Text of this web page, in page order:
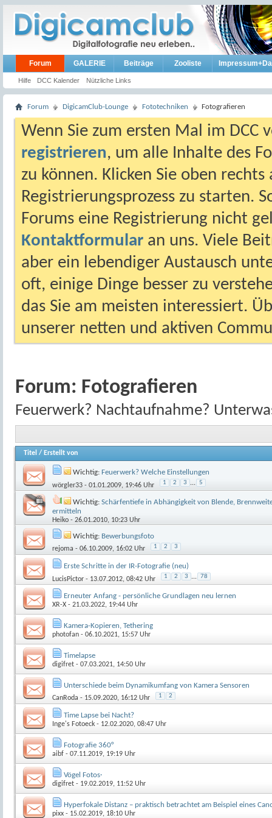
Forum
Hilfe DCC Kalender Nützliche Links
GALERIE Beiträge Zooliste
Forum DigicamClub-Lounge Fototechniken Fotografieren
Wenn Sie zum ersten Mal im DCC
registrieren, um alle Inhalte des
zu können. Klicken Sie oben
Registrierungsprozess zu starten.
Forums eine Registrierung nicht
Kontaktformular an uns. Viele
aber ein lebendiger Austausch
oft, einige Dinge besser zu
das Sie am meisten interessiert.
unserer netten und aktiven
Forum: Fotografieren
Feuerwerk? Nachtaufnahme?
Titel / Erstellt von
Wichtig: Feuerwerk? Welche Einstellungen
wörgler33 - 01.01.2009, 19:46 Uhr 1 2 3 ... 5
Wichtig: Schärfentiefe in Abhängigkeit von Blende,
ermitteln
Heiko - 26.01.2010, 10:23 Uhr
Wichtig: Bewerbungsfoto
rejoma - 06.10.2009, 16:02 Uhr 1 2 3
Erste Schritte in der IR-Fotografie (neu)
LucisPictor - 13.07.2012, 08:42 Uhr 1 2 3 ... 78
Erneuter Anfang - persönliche Grundlagen neu lernen
XR-X - 21.03.2022, 19:44 Uhr
Kamera-Kopieren, Tethering
photofan - 06.10.2021, 15:57 Uhr
Timelapse
digifret - 07.03.2021, 14:50 Uhr
Unterschiede beim Dynamikumfang von Kamera Sensoren
CanRoda - 15.09.2020, 16:12 Uhr 1 2
Time Lapse bei Nacht?
Inge's Fotoeck - 12.02.2020, 08:47 Uhr
Fotografie 360°
aibf - 07.11.2019, 19:19 Uhr
Vögel Fotos·
digifret - 19.02.2019, 11:52 Uhr
Hyperfokale Distanz – praktisch betrachtet am Beispiel eines
pixx - 15.02.2019, 18:10 Uhr